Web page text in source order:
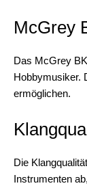
McGrey
Das McGrey
Hobbymusiker.
ermöglichen.
Die
Instrumenten